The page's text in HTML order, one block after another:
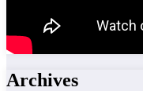
Archives